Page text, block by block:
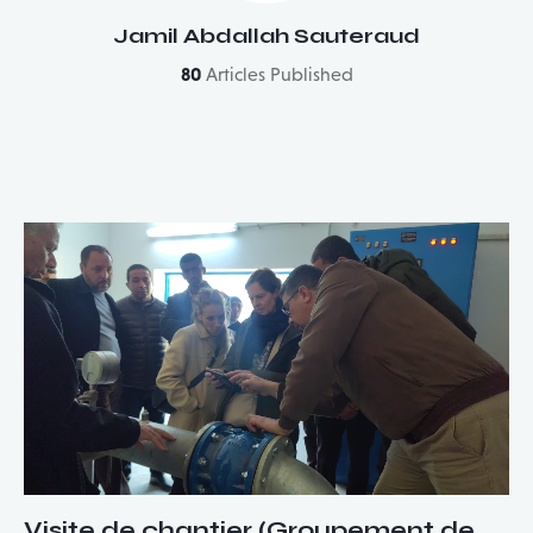
Jamil Abdallah Sauteraud
80Articles Published